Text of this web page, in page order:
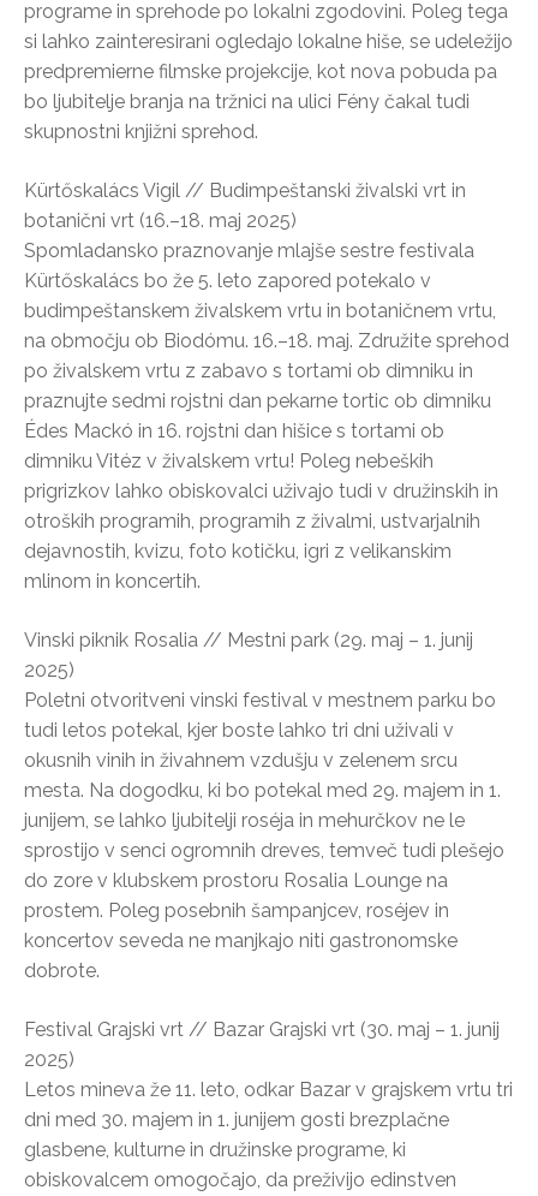
programe in sprehode po lokalni zgodovini. Poleg tega
si lahko zainteresirani ogledajo lokalne hiše, se udeležijo
predpremierne filmske projekcije, kot nova pobuda pa
bo ljubitelje branja na tržnici na ulici Fény čakal tudi
skupnostni knjižni sprehod.
Kürtőskalács Vigil // Budimpeštanski živalski vrt in
botanični vrt (16.–18. maj 2025)
Spomladansko praznovanje mlajše sestre festivala
Kürtőskalács bo že 5. leto zapored potekalo v
budimpeštanskem živalskem vrtu in botaničnem vrtu,
na območju ob Biodómu. 16.–18. maj. Združite sprehod
po živalskem vrtu z zabavo s tortami ob dimniku in
praznujte sedmi rojstni dan pekarne tortic ob dimniku
Édes Mackó in 16. rojstni dan hišice s tortami ob
dimniku Vitéz v živalskem vrtu! Poleg nebeških
prigrizkov lahko obiskovalci uživajo tudi v družinskih in
otroških programih, programih z živalmi, ustvarjalnih
dejavnostih, kvizu, foto kotičku, igri z velikanskim
mlinom in koncertih.
Vinski piknik Rosalia // Mestni park (29. maj – 1. junij
2025)
Poletni otvoritveni vinski festival v mestnem parku bo
tudi letos potekal, kjer boste lahko tri dni uživali v
okusnih vinih in živahnem vzdušju v zelenem srcu
mesta. Na dogodku, ki bo potekal med 29. majem in 1.
junijem, se lahko ljubitelji roséja in mehurčkov ne le
sprostijo v senci ogromnih dreves, temveč tudi plešejo
do zore v klubskem prostoru Rosalia Lounge na
prostem. Poleg posebnih šampanjcev, roséjev in
koncertov seveda ne manjkajo niti gastronomske
dobrote.
Festival Grajski vrt // Bazar Grajski vrt (30. maj – 1. junij
2025)
Letos mineva že 11. leto, odkar Bazar v grajskem vrtu tri
dni med 30. majem in 1. junijem gosti brezplačne
glasbene, kulturne in družinske programe, ki
obiskovalcem omogočajo, da preživijo edinstven